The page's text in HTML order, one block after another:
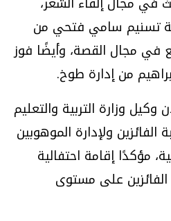
تسنيم سامي فتحي من
في مجال القصة، وأيضًا فوز
من إدارة طوخ.
وزارة التربية والتعليم
الفائزين ولإدارة الموهوبين
مؤكدًا إقامة احتفالية
على مستوى